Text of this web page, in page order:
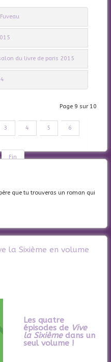
du livre de paris 2015
Page 9 sur 10
3 4 5 6
Fin
que tu trouveras un roman qui
la Sixième en volume
Les quatre
épisodes de Vive
la Sixièmedans un
seul volume !